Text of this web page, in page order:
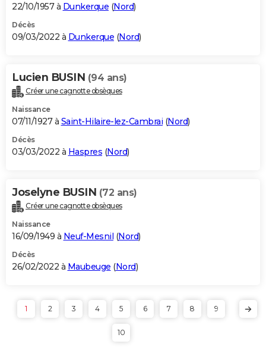
22/10/1957 à Dunkerque (Nord)
Décès
09/03/2022 à Dunkerque (Nord)
Lucien BUSIN (94 ans)
Créer une cagnotte obsèques
Naissance
07/11/1927 à Saint-Hilaire-lez-Cambrai (Nord)
Décès
03/03/2022 à Haspres (Nord)
Joselyne BUSIN (72 ans)
Créer une cagnotte obsèques
Naissance
16/09/1949 à Neuf-Mesnil (Nord)
Décès
26/02/2022 à Maubeuge (Nord)
1 2 3 4 5 6 7 8 9
10